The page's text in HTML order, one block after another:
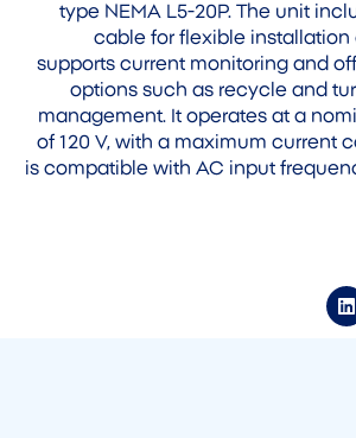
type NEMA L5-20P. The unit
cable for flexible installation
supports current monitoring and
options such as recycle and
management. It operates at a
of 120 V, with a maximum current
is compatible with AC input